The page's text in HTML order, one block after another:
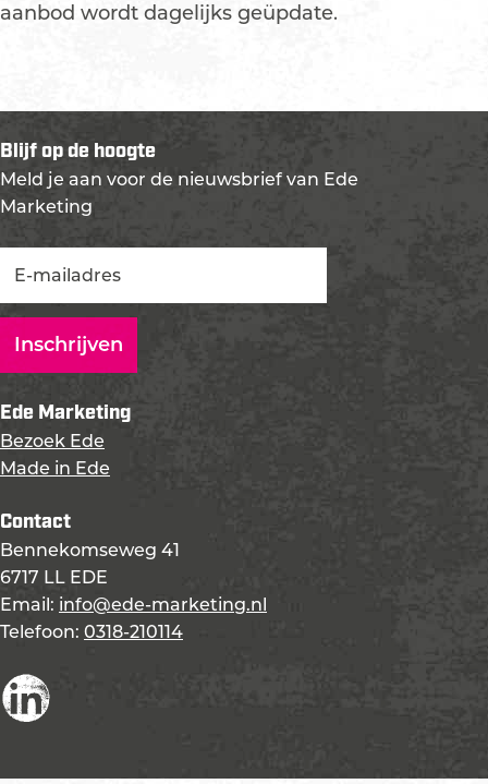
aanbod wordt dagelijks geüpdate.
Blijf op de hoogte
Meld je aan voor de nieuwsbrief van Ede
Marketing
Ede Marketing
Bezoek Ede
Made in Ede
Contact
Bennekomseweg 41
6717 LL EDE
Email: info@ede-marketing.nl
Telefoon: 0318-210114
L